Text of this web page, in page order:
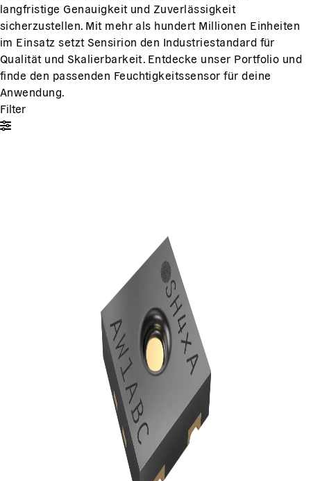
langfristige Genauigkeit und Zuverlässigkeit
sicherzustellen. Mit mehr als hundert Millionen Einheiten
im Einsatz setzt Sensirion den Industriestandard für
Qualität und Skalierbarkeit. Entdecke unser Portfolio und
finde den passenden Feuchtigkeitssensor für deine
Anwendung.
Filter